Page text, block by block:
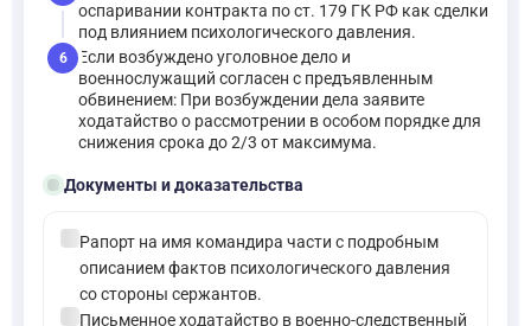
оспаривании контракта по ст. 179 ГК РФ как сделки
под влиянием психологического давления.
6
Если возбуждено уголовное дело и
военнослужащий согласен с предъявленным
обвинением: При возбуждении дела заявите
ходатайство о рассмотрении в особом порядке для
снижения срока до 2/3 от максимума.
folder_openДокументы и доказательства
Рапорт на имя командира части с подробным
описанием фактов психологического давления
со стороны сержантов.
Письменное ходатайство в военно-следственный